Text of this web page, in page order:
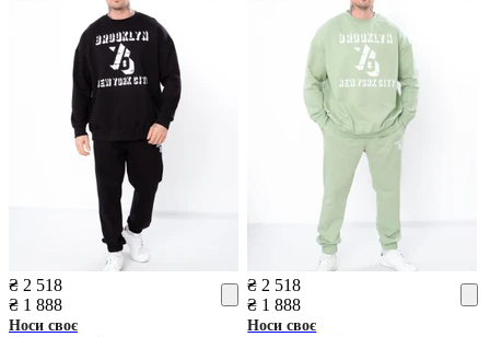
₴ 2 518
₴ 1 888
Носи своє
₴ 2 518
₴ 1 888
Носи своє